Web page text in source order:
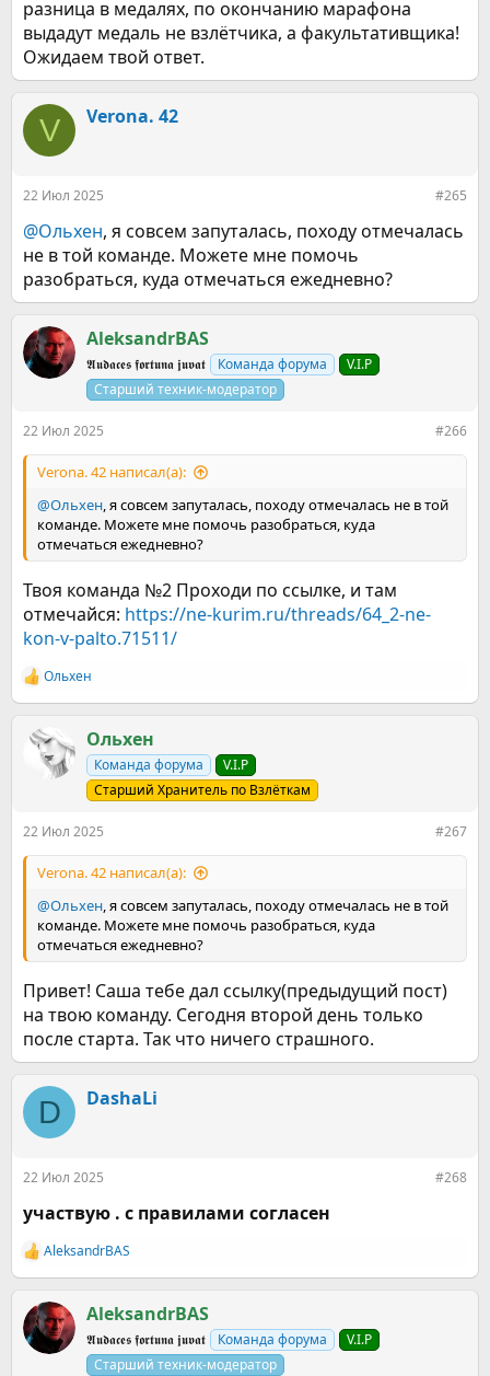
разница в медалях, по окончанию марафона
выдадут медаль не взлётчика, а факультативщика!
Ожидаем твой ответ.
V Verona. 42
22 Июл 2025 #265
@Ольхен, я совсем запуталась, походу отмечалась
не в той команде. Можете мне помочь
разобраться, куда отмечаться ежедневно?
AleksandrBАS
𝕬𝖚𝖉𝖆𝖈𝖊𝖘 𝖋𝖔𝖗𝖙𝖚𝖓𝖆 𝖏𝖚𝖛𝖆𝖙 Команда форума
V.I.P
Старший техник-модератор
22 Июл 2025 #266
Verona. 42 написал(а):
@Ольхен, я совсем запуталась, походу отмечалась не в той
команде. Можете мне помочь разобраться, куда
отмечаться ежедневно?
Твоя команда №2 Проходи по ссылке, и там
отмечайся: https://ne-kurim.ru/threads/64_2-ne-
kon-v-palto.71511/
Р
е
Ольхен
Ольхен
Команда форума
V.I.P
Старший Хранитель по Взлёткам
22 Июл 2025 #267
Verona. 42 написал(а):
@Ольхен, я совсем запуталась, походу отмечалась не в той
команде. Можете мне помочь разобраться, куда
отмечаться ежедневно?
Привет! Саша тебе дал ссылку(предыдущий пост)
на твою команду. Сегодня второй день только
после старта. Так что ничего страшного.
D DashaLi
22 Июл 2025 #268
участвую . с правилами согласен
Р
е
к
ц
и
AleksandrBАS
AleksandrBАS
𝕬𝖚𝖉𝖆𝖈𝖊𝖘 𝖋𝖔𝖗𝖙𝖚𝖓𝖆 𝖏𝖚𝖛𝖆𝖙 Команда форума
V.I.P
Старший техник-модератор